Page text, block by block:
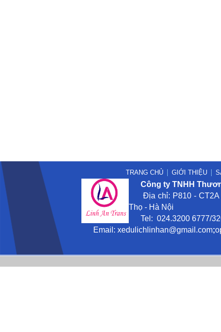
TRANG CHỦ GIỚI THIỆU
Công ty TNHH
Địa chỉ: P810 - CT2A
Thọ - Hà Nội
Tel: 024.3200 6777/
Email: xedulichlinhan@gmail .com;